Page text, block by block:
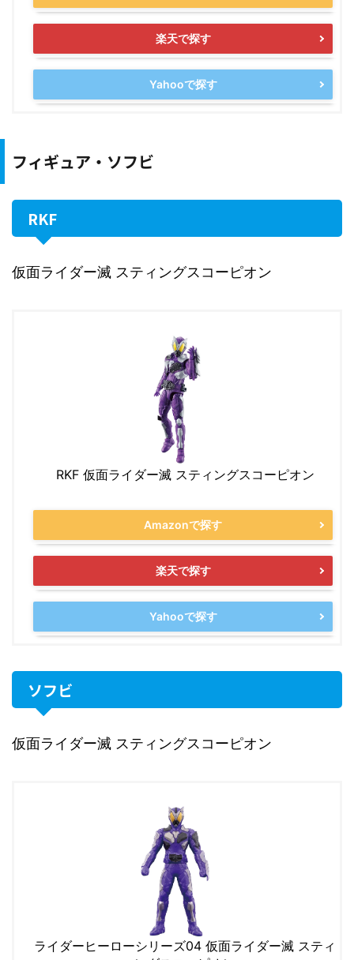
楽天で探す
Yahooで探す
フィギュア・ソフビ
RKF
仮面ライダー滅 スティングスコーピオン
RKF 仮面ライダー滅 スティングスコーピオン
Amazonで探す
楽天で探す
Yahooで探す
ソフビ
仮面ライダー滅 スティングスコーピオン
ライダーヒーローシリーズ04 仮面ライダー滅 スティ